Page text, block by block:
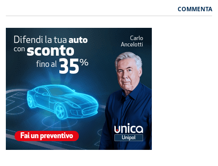
COMMENTA